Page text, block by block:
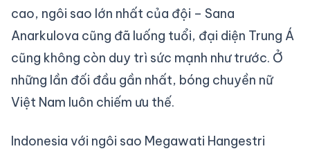
cao, ngôi sao lớn nhất của đội – Sana
Anarkulova cũng đã luống tuổi, đại diện Trung Á
cũng không còn duy trì sức mạnh như trước. Ở
những lần đối đầu gần nhất, bóng chuyền nữ
Việt Nam luôn chiếm ưu thế.
Indonesia với ngôi sao Megawati Hangestri